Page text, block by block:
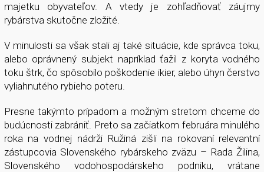
majetku obyvateľov. A vtedy je zohľadňovať záujmy
rybárstva skutočne zložité.
V minulosti sa však stali aj také situácie, kde správca toku,
alebo oprávnený subjekt napríklad ťažil z koryta vodného
toku štrk, čo spôsobilo poškodenie ikier, alebo úhyn čerstvo
vyliahnutého rybieho poteru.
Presne takýmto prípadom a možným stretom chceme do
budúcnosti zabrániť. Preto sa začiatkom februára minulého
roka na vodnej nádrži Ružiná zišli na rokovaní relevantní
zástupcovia Slovenského rybárskeho zväzu – Rada Žilina,
Slovenského vodohospodárskeho podniku, vrátane